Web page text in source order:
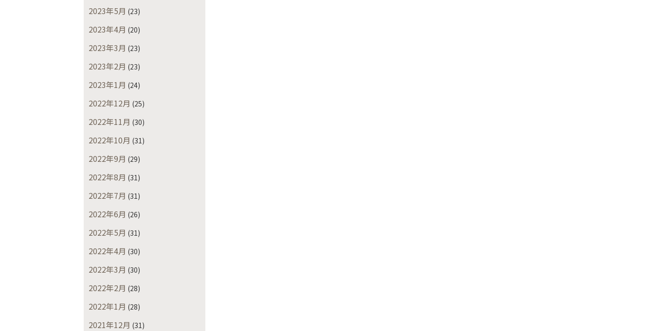
2023年5月 (23)
2023年4月 (20)
2023年3月 (23)
2023年2月 (23)
2023年1月 (24)
2022年12月 (25)
2022年11月 (30)
2022年10月 (31)
2022年9月 (29)
2022年8月 (31)
2022年7月 (31)
2022年6月 (26)
2022年5月 (31)
2022年4月 (30)
2022年3月 (30)
2022年2月 (28)
2022年1月 (28)
2021年12月 (31)